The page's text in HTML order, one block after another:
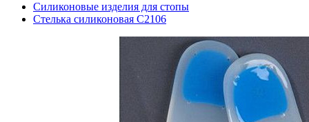
Силиконовые изделия для стопы
Стелька силиконовая С2106